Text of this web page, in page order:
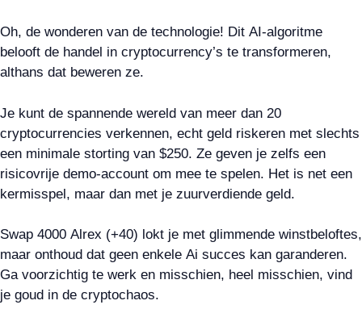
Oh, de wonderen van de technologie! Dit AI-algoritme
belooft de handel in cryptocurrency’s te transformeren,
althans dat beweren ze.
Je kunt de spannende wereld van meer dan 20
cryptocurrencies verkennen, echt geld riskeren met slechts
een minimale storting van $250. Ze geven je zelfs een
risicovrije demo-account om mee te spelen. Het is net een
kermisspel, maar dan met je zuurverdiende geld.
Swap 4000 Alrex (+40) lokt je met glimmende winstbeloftes,
maar onthoud dat geen enkele Ai succes kan garanderen.
Ga voorzichtig te werk en misschien, heel misschien, vind
je goud in de cryptochaos.